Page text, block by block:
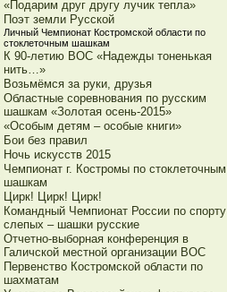
«Подарим друг другу лучик тепла»
Поэт земли Русской
Личный Чемпионат Костромской области по
стоклеточным шашкам
К 90-летию ВОС «Надежды тоненькая
нить…»
Возьмёмся за руки, друзья
Областные соревнования по русским
шашкам «Золотая осень-2015»
«Особым детям – особые книги»
Бои без правил
Ночь искусств 2015
Чемпионат г. Костромы по стоклеточным
шашкам
Цирк! Цирк! Цирк!
Командный Чемпионат России по спорту
слепых – шашки русские
Отчетно-выборная конференция в
Галичской местной организации ВОС
Первенство Костромской области по
шахматам